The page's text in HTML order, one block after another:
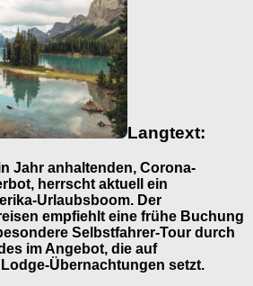
Langtext:
Jahr anhaltenden, Corona-
herrscht aktuell ein
Urlaubsboom. Der
empfiehlt eine frühe Buchung
Selbstfahrer-Tour durch
im Angebot, die auf
Übernachtungen setzt.